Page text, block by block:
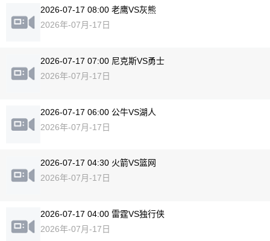
2026-07-17 08:00 老鹰VS灰熊
2026年-07月-17日
2026-07-17 07:00 尼克斯VS勇士
2026年-07月-17日
2026-07-17 06:00 公牛VS湖人
2026年-07月-17日
2026-07-17 04:30 火箭VS篮网
2026年-07月-17日
2026-07-17 04:00 雷霆VS独行侠
2026年-07月-17日